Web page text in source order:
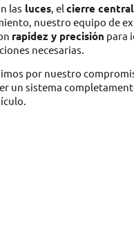
las luces , el cierre
nuestro equipo de
rapidez y precisión para
necesarias.
por nuestro
un sistema